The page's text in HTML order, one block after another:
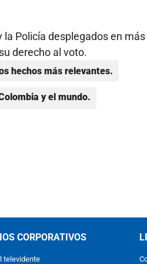
Policía desplegados en más
derecho al voto.
hechos más relevantes.
y el mundo.
CORPORATIVOS
televidente